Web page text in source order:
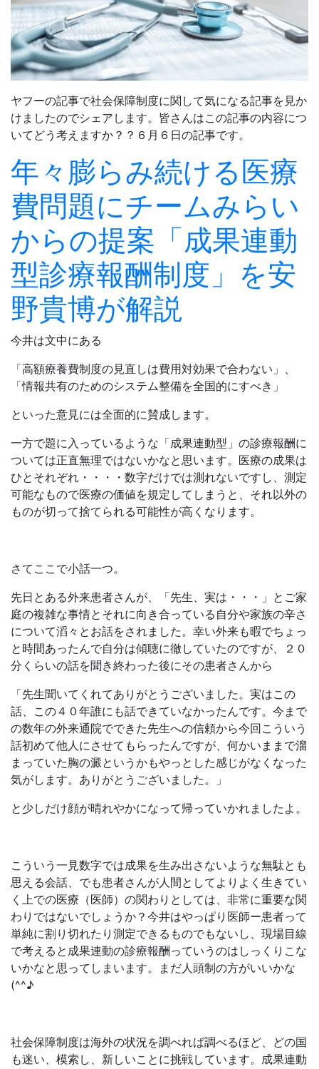
ヤフーの記事で社会保障制度に関して気になる記事を見か
けましたのでシェアします。皆さんはこの記事の内容につ
いてどう考えますか？？６月６日の記事です。
年々膨らみ続ける医療
費問題にチームみらい
からの提案「成果連動
型診療報酬制度」を安
野貴博が解説
今井は文中にある
「高額療養費制度の見直しは費用対効果で合わない」、
「情報共有のためのシステム整備を全国的にすべき」
といった意見には全面的に賛成します。
一方で題に入っているような「成果連動型」の診療報酬に
ついては正直無理ではないかなと思います。医療の成果は
ひとそれぞれ・・・・数字だけでは測れないですし、測定
可能なもので医療の価値を規定してしまうと、それ以外の
ものが切って捨てられる可能性が高くなります。
さてここで小話一つ。
先日とある外来患者さんが、「先生、実は・・・」とご家
庭の複雑な事情とそれに向き合っている自分や家族の辛さ
について滔々とお話をされました。幸い外来も暇でちょっ
と時間あったんで自分は傾聴に徹していたのですが、２０
分くらいの話を聞き終わった後にその患者さんから
「先生聞いてくれてありがとうございました。実はこの
話、この４０年誰にも話できていなかったんです。今まで
の数年の外来通院でできた先生への信頼から今回こういう
話初めて他人にさせてもらったんですが、何かいままで溜
まっていた胸の澱というかもやっとした感じがなくなった
気がします。ありがとうございました。」
と少しだけ顔が晴れやかになって帰っていかれましたよ。
こういう一見数字では成果を生み出さないような無駄とも
思える会話、でも患者さんが人間としてよりよく生きてい
く上での医療（医師）の関わりとしては、非常に重要な関
わりではないでしょうか？今井はやっぱり医師ー患者って
単純に割り切れたり測定できるものでもないし、現場目線
で考えると成果連動の診療報酬っていうのはしっくりこな
いかなと思ってしまいます。まだ人頭制の方がいいかな
(^^♪
社会保障制度は海外の状況を調べれば調べるほど、どの国
も迷い、模索し、新しいことに挑戦しています。成果連動